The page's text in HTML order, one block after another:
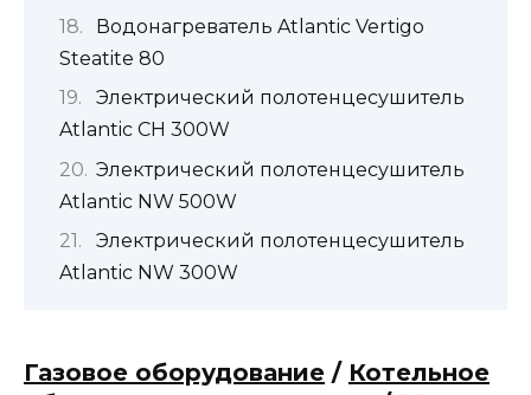
Водонагреватель Atlantic Vertigo
Steatite 80
Электрический полотенцесушитель
Atlantic CH 300W
Электрический полотенцесушитель
Atlantic NW 500W
Электрический полотенцесушитель
Atlantic NW 300W
Газовое оборудование / Котельное